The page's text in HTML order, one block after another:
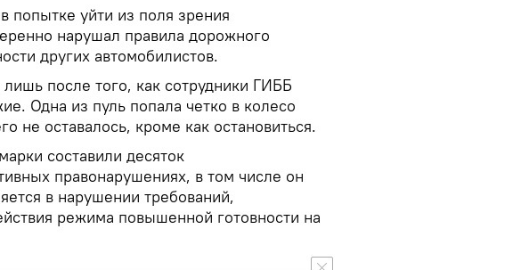
попытке уйти из поля зрения
нарушал правила дорожного
других автомобилистов.
лишь после того, как сотрудники ГИББ
Одна из пуль попала четко в колесо
не оставалось, кроме как остановиться.
составили десяток
правонарушениях, в том числе он
в нарушении требований,
режима повышенной готовности на